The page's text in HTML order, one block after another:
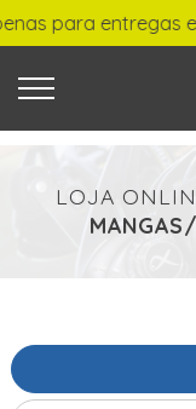
O QUE
entregas em
LOJA